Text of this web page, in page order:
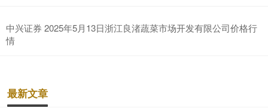
中兴证券 2025年5月13日浙江良渚蔬菜市场开发有限公司价格行
情
最新文章